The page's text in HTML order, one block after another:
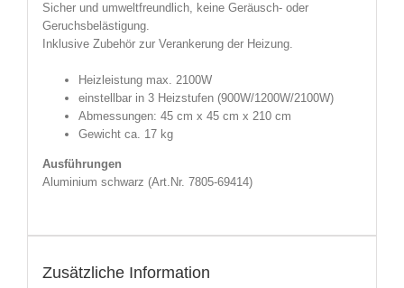
Sicher und umweltfreundlich, keine Geräusch- oder
Geruchsbelästigung.
Inklusive Zubehör zur Verankerung der Heizung.
Heizleistung max. 2100W
einstellbar in 3 Heizstufen (900W/1200W/2100W)
Abmessungen: 45 cm x 45 cm x 210 cm
Gewicht ca. 17 kg
Ausführungen
Aluminium schwarz (Art.Nr. 7805-69414)
Zusätzliche Information